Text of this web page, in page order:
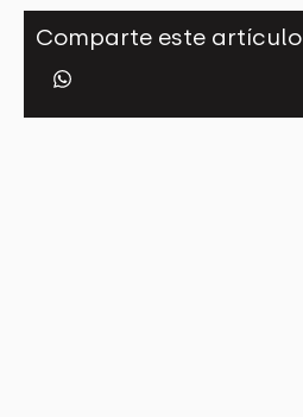
Comparte este artículo